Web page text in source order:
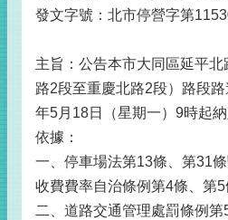
發文字號：北市停營字第
主旨：公告本市大同區延平
路2段至重慶北路2段）路段
年5月18日（星期一）9時起納
依據：
一、停車場法第13條、第31
收費費率自治條例第4條、第5
二、道路交通管理處罰條例第